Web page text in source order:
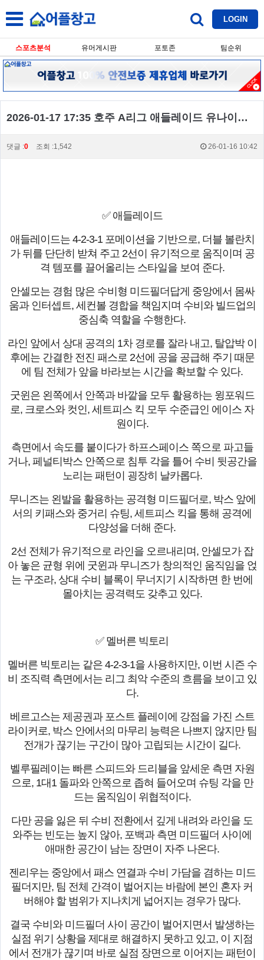
LOGIN
스포츠분석 유머게시판 포토존 팀순위
2026-01-17 17:35 호주 A리그 애들레이드 유나이티드 FC 멜버른 빅토리 FC
댓글 :0 조회 :1,542 26-01-16 10:42
✅ 애들레이드
애들레이드는 4-2-3-1 포메이션을 기반으로, 더블 볼란치
가 뒤를 단단히 받쳐 주고 2선이 유기적으로 움직이며 공
격 템포를 끌어올리는 스타일을 보여 준다.
안셀모는 경험 많은 수비형 미드필더답게 중앙에서 몸싸
움과 인터셉트, 세컨볼 경합을 책임지며 수비와 빌드업의
중심축 역할을 수행한다.
라인 앞에서 상대 공격의 1차 경로를 잘라 내고, 탈압박 이
후에는 간결한 전진 패스로 2선에 공을 공급해 주기 때문
에 팀 전체가 앞을 바라보는 시간을 확보할 수 있다.
굿윈은 왼쪽에서 안쪽과 바깥을 모두 활용하는 윙포워드
로, 크로스와 컷인, 세트피스 킥 모두 수준급인 에이스 자
원이다.
측면에서 속도를 붙이다가 하프스페이스 쪽으로 파고들
거나, 페널티박스 안쪽으로 침투 각을 틀어 수비 뒷공간을
노리는 패턴이 굉장히 날카롭다.
무니즈는 왼발을 활용하는 공격형 미드필더로, 박스 앞에
서의 키패스와 중거리 슈팅, 세트피스 킥을 통해 공격에
다양성을 더해 준다.
2선 전체가 유기적으로 라인을 오르내리며, 안셀모가 잡
아 놓은 균형 위에 굿윈과 무니즈가 창의적인 움직임을 얹
는 구조라, 상대 수비 블록이 무너지기 시작하면 한 번에
몰아치는 공격력도 갖추고 있다.
✅ 멜버른 빅토리
멜버른 빅토리는 같은 4-2-3-1을 사용하지만, 이번 시즌 수
비 조직력 측면에서는 리그 최악 수준의 흐름을 보이고 있
다.
베르고스는 제공권과 포스트 플레이에 강점을 가진 스트
라이커로, 박스 안에서의 마무리 능력은 나쁘지 않지만 팀
전개가 끊기는 구간이 많아 고립되는 시간이 길다.
벨루필레이는 빠른 스피드와 드리블을 앞세운 측면 자원
으로, 1대1 돌파와 안쪽으로 좁혀 들어오며 슈팅 각을 만
드는 움직임이 위협적이다.
다만 공을 잃은 뒤 수비 전환에서 깊게 내려와 라인을 도
와주는 빈도는 높지 않아, 포백과 측면 미드필더 사이에
애매한 공간이 남는 장면이 자주 나온다.
젠리우는 중앙에서 패스 연결과 수비 가담을 겸하는 미드
필더지만, 팀 전체 간격이 벌어지는 바람에 본인 혼자 커
버해야 할 범위가 지나치게 넓어지는 경우가 많다.
결국 수비와 미드필더 사이 공간이 벌어지면서 발생하는
실점 위기 상황을 제대로 해결하지 못하고 있고, 이 지점
에서 전개가 끊기며 바로 실점 장면으로 이어지는 패턴이